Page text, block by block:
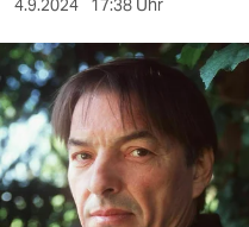
sport
berlin
nord
wahrheit
4.9.2024 17:38 Uhr